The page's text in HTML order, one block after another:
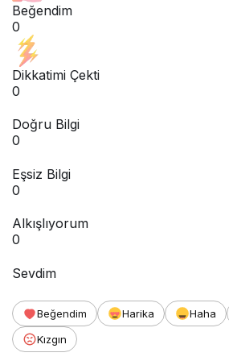
Beğendim
0
Dikkatimi Çekti
0
Doğru Bilgi
0
Eşsiz Bilgi
0
Alkışlıyorum
0
Sevdim
Beğendim Harika Haha
Kızgın